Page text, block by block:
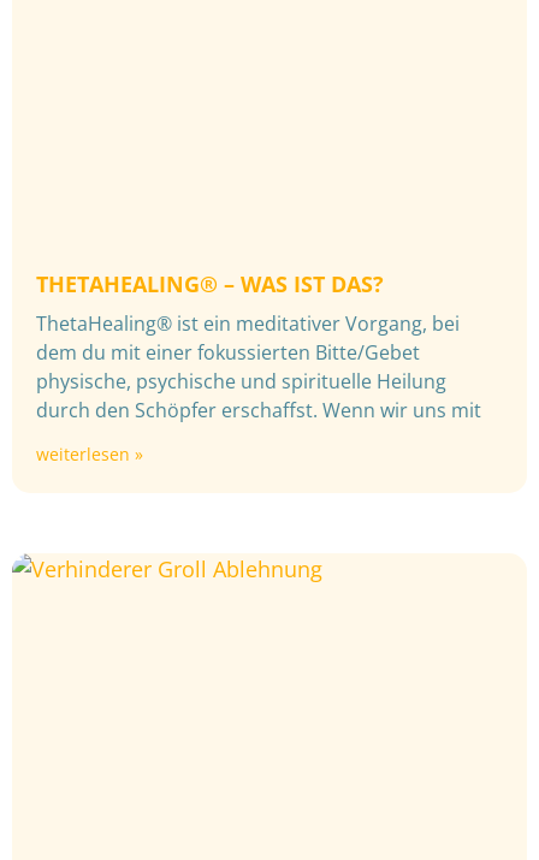
THETAHEALING® – WAS IST DAS?
ThetaHealing® ist ein meditativer Vorgang, bei
dem du mit einer fokussierten Bitte/Gebet
physische, psychische und spirituelle Heilung
durch den Schöpfer erschaffst. Wenn wir uns mit
weiterlesen »